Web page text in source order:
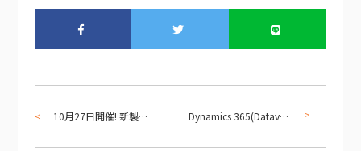
10月27日開催! 新製品「Microsoft Power Pages」勉強会のご案内 Dynamics 365(Dataverse)で、関連ビューから作成可能な活動の種類について